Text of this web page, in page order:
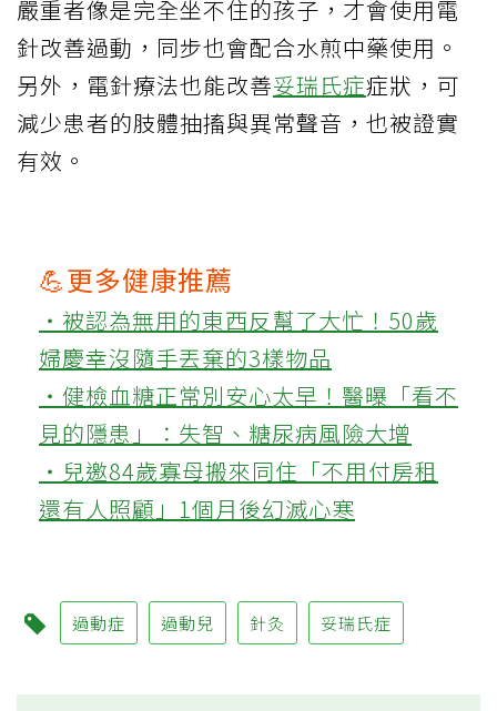
嚴重者像是完全坐不住的孩子，才會使用電
針改善過動，同步也會配合水煎中藥使用。
另外，電針療法也能改善妥瑞氏症症狀，可
減少患者的肢體抽搐與異常聲音，也被證實
有效。
💪更多健康推薦
‧被認為無用的東西反幫了大忙！50歲
婦慶幸沒隨手丟棄的3樣物品
‧健檢血糖正常別安心太早！醫曝「看不
見的隱患」：失智、糖尿病風險大增
‧兒邀84歲寡母搬來同住「不用付房租
還有人照顧」1個月後幻滅心寒
過動症 過動兒 針灸 妥瑞氏症